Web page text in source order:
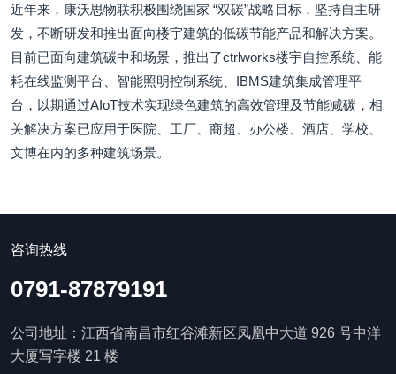
近年来，康沃思物联积极围绕国家 “双碳”战略目标，坚持自主研
发，不断研发和推出面向楼宇建筑的低碳节能产品和解决方案。
目前已面向建筑碳中和场景，推出了ctrlworks楼宇自控系统、能
耗在线监测平台、智能照明控制系统、IBMS建筑集成管理平
台，以期通过AIoT技术实现绿色建筑的高效管理及节能减碳，相
关解决方案已应用于医院、工厂、商超、办公楼、酒店、学校、
文博在内的多种建筑场景。
咨询热线
0791-87879191
公司地址：江西省南昌市红谷滩新区凤凰中大道 926 号中洋
大厦写字楼 21 楼